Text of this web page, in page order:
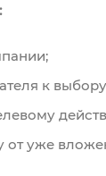
к
от уже